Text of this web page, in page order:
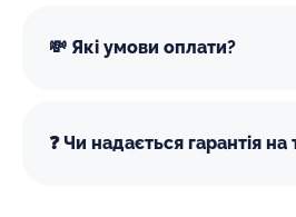
💸 Які умови оплати?
❓ Чи надається гарантія на